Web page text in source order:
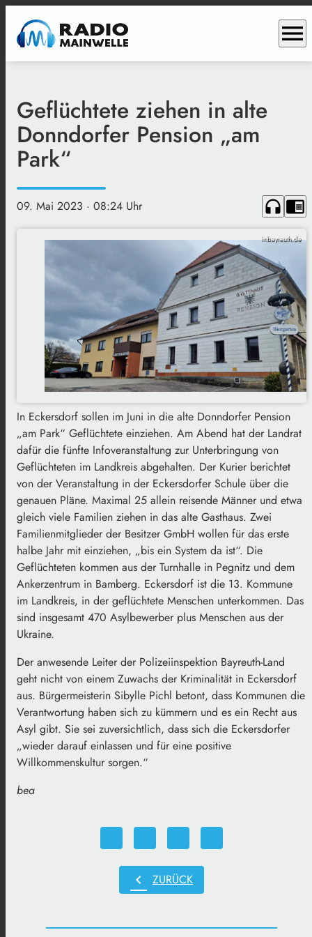
menu
Geflüchtete ziehen in alte
Donndorfer Pension „am
Park“
09. Mai 2023 · 08:24 Uhr headphones chrome_reader_mode
inbayreuth.de
In Eckersdorf sollen im Juni in die alte Donndorfer Pension
„am Park“ Geflüchtete einziehen. Am Abend hat der Landrat
dafür die fünfte Infoveranstaltung zur Unterbringung von
Geflüchteten im Landkreis abgehalten. Der Kurier berichtet
von der Veranstaltung in der Eckersdorfer Schule über die
genauen Pläne. Maximal 25 allein reisende Männer und etwa
gleich viele Familien ziehen in das alte Gasthaus. Zwei
Familienmitglieder der Besitzer GmbH wollen für das erste
halbe Jahr mit einziehen, „bis ein System da ist“. Die
Geflüchteten kommen aus der Turnhalle in Pegnitz und dem
Ankerzentrum in Bamberg. Eckersdorf ist die 13. Kommune
im Landkreis, in der geflüchtete Menschen unterkommen. Das
sind insgesamt 470 Asylbewerber plus Menschen aus der
Ukraine.
Der anwesende Leiter der Polizeiinspektion Bayreuth-Land
geht nicht von einem Zuwachs der Kriminalität in Eckersdorf
aus. Bürgermeisterin Sibylle Pichl betont, dass Kommunen die
Verantwortung haben sich zu kümmern und es ein Recht aus
Asyl gibt. Sie sei zuversichtlich, dass sich die Eckersdorfer
„wieder darauf einlassen und für eine positive
Willkommenskultur sorgen.“
bea
chevron_left ZURÜCK